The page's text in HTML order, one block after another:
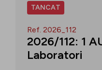
TANCAT
Ref. 2026_112
2026/112: 1
Laboratori